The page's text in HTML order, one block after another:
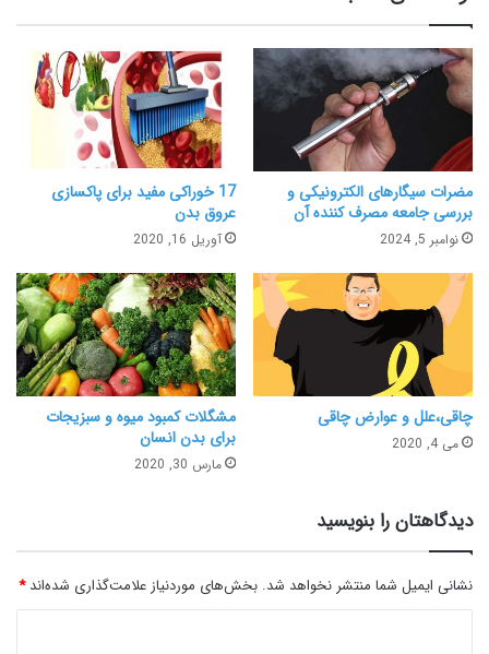
مضرات سیگارهای الکترونیکی و
بررسی جامعه مصرف کننده آن
نوامبر 5, 2024
17 خوراکی مفید برای پاکسازی
عروق بدن
آوریل 16, 2020
چاقی،علل و عوارض چاقی
می 4, 2020
مشگلات کمبود میوه و سبزیجات
برای بدن انسان
مارس 30, 2020
دیدگاهتان را بنویسید
نشانی ایمیل شما منتشر نخواهد شد. بخش‌های موردنیاز علامت‌گذاری شده‌اند*